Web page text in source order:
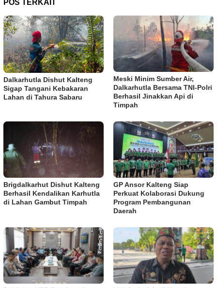
POS TERKAIT
Dalkarhutla Dishut Kalteng
Sigap Tangani Kebakaran
Lahan di Tahura Sabaru
Meski Minim Sumber Air,
Dalkarhutla Bersama TNI-Polri
Berhasil Jinakkan Api di
Timpah
Brigdalkarhut Dishut Kalteng
Berhasil Kendalikan Karhutla
di Lahan Gambut Timpah
GP Ansor Kalteng Siap
Perkuat Kolaborasi Dukung
Program Pembangunan
Daerah